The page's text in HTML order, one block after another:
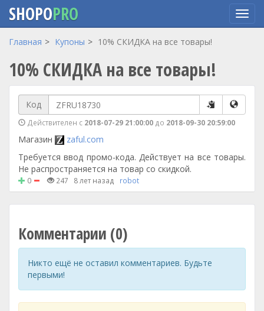
Перейти
основному
содержанию
SHOPOPRO
Главная Купоны 10% СКИДКА на все товары!
10% СКИДКА на все товары!
Код
Действителен с 2018-07-29 21:00:00 до 2018-09-30 20:59:00
Магазин
zaful.com
Требуется ввод промо-кода. Действует на все товары.
Не распространяется на товар со скидкой.
0 247 8 лет назад robot
Комментарии (0)
Никто ещё не оставил комментариев. Будьте
первыми!